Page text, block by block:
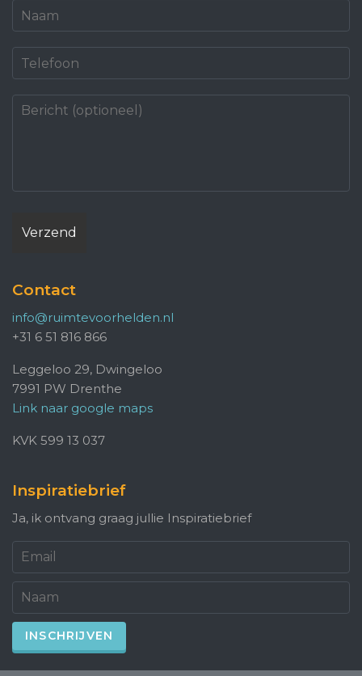
Contact
info@ruimtevoorhelden.nl
+31 6 51 816 866
Leggeloo 29, Dwingeloo
7991 PW Drenthe
Link naar google maps
KVK 599 13 037
Inspiratiebrief
Ja, ik ontvang graag jullie Inspiratiebrief